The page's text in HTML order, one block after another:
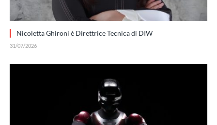
Nicoletta Ghironi è Direttrice Tecnica di DIW
31/07/2026